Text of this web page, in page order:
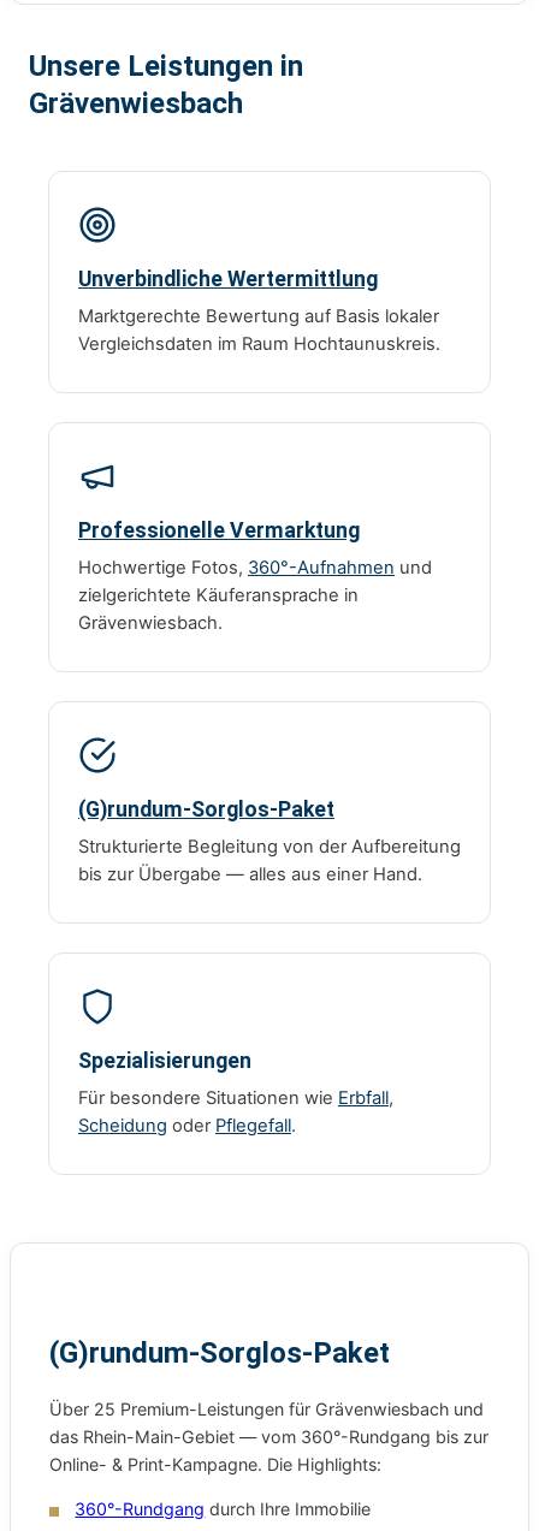
Unsere Leistungen in
Grävenwiesbach
Unverbindliche Wertermittlung
Marktgerechte Bewertung auf Basis lokaler
Vergleichsdaten im Raum Hochtaunuskreis.
Professionelle Vermarktung
Hochwertige Fotos, 360°-Aufnahmen und
zielgerichtete Käuferansprache in
Grävenwiesbach.
(G)rundum-Sorglos-Paket
Strukturierte Begleitung von der Aufbereitung
bis zur Übergabe — alles aus einer Hand.
Spezialisierungen
Für besondere Situationen wie Erbfall,
Scheidung oder Pflegefall.
(G)rundum-Sorglos-Paket
Über 25 Premium-Leistungen für Grävenwiesbach und
das Rhein-Main-Gebiet — vom 360°-Rundgang bis zur
Online- & Print-Kampagne. Die Highlights:
360°-Rundgang durch Ihre Immobilie